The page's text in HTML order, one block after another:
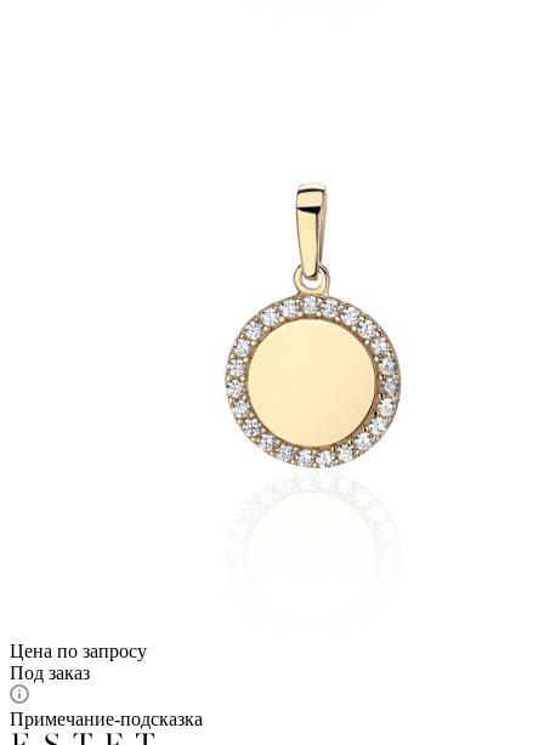
Цена по запросу
Под заказ
Примечание-подсказка